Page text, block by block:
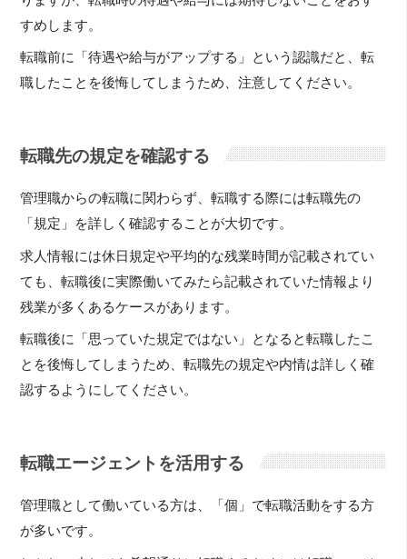
すめします。
転職前に「待遇や給与がアップする」という認識だと、転
職したことを後悔してしまうため、注意してください。
転職先の規定を確認する
管理職からの転職に関わらず、転職する際には転職先の
「規定」を詳しく確認することが大切です。
求人情報には休日規定や平均的な残業時間が記載されてい
ても、転職後に実際働いてみたら記載されていた情報より
残業が多くあるケースがあります。
転職後に「思っていた規定ではない」となると転職したこ
とを後悔してしまうため、転職先の規定や内情は詳しく確
認するようにしてください。
転職エージェントを活用する
管理職として働いている方は、「個」で転職活動をする方
が多いです。